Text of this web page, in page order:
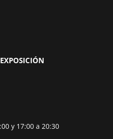
y 17:00 a 20:30